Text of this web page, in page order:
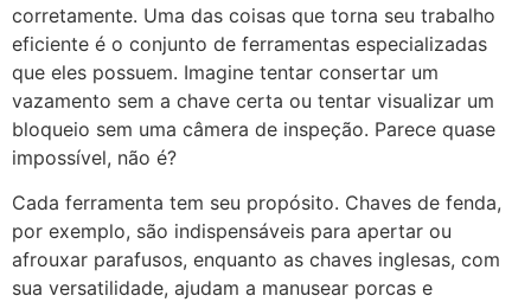
corretamente. Uma das coisas que torna seu trabalho
eficiente é o conjunto de ferramentas especializadas
que eles possuem. Imagine tentar consertar um
vazamento sem a chave certa ou tentar visualizar um
bloqueio sem uma câmera de inspeção. Parece quase
impossível, não é?
Cada ferramenta tem seu propósito. Chaves de fenda,
por exemplo, são indispensáveis para apertar ou
afrouxar parafusos, enquanto as chaves inglesas, com
sua versatilidade, ajudam a manusear porcas e